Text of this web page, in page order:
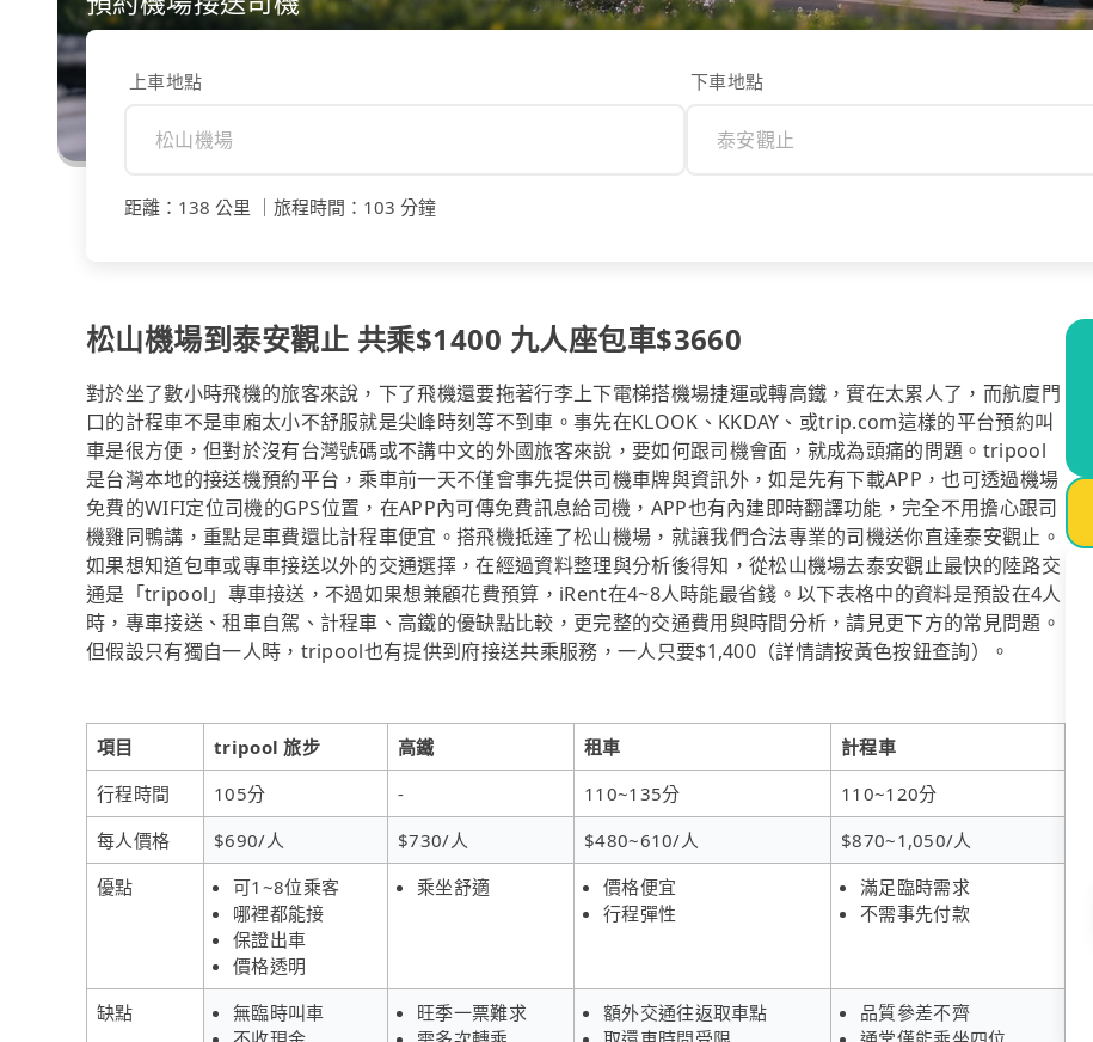
上車地點 下車地點
距離 ： 138 公里 旅程時間 ： 103 分鐘
松山機場到泰安觀止 共乘$1400 九人座包車$3660
對於坐了數小時飛機的旅客來說，下了飛機還要拖著行李上下電梯搭機場捷運或轉高鐵，實在太累人了，而航廈門
口的計程車不是車廂太小不舒服就是尖峰時刻等不到車。事先在KLOOK、KKDAY、或trip.com這樣的平台預約叫
車是很方便，但對於沒有台灣號碼或不講中文的外國旅客來說，要如何跟司機會面，就成為頭痛的問題。tripool
是台灣本地的接送機預約平台，乘車前一天不僅會事先提供司機車牌與資訊外，如是先有下載APP，也可透過機場
免費的WIFI定位司機的GPS位置，在APP內可傳免費訊息給司機，APP也有內建即時翻譯功能，完全不用擔心跟司
機雞同鴨講，重點是車費還比計程車便宜。搭飛機抵達了松山機場，就讓我們合法專業的司機送你直達泰安觀止。
如果想知道包車或專車接送以外的交通選擇，在經過資料整理與分析後得知，從松山機場去泰安觀止最快的陸路交
通是「tripool」專車接送，不過如果想兼顧花費預算，iRent在4~8人時能最省錢。以下表格中的資料是預設在4人
時，專車接送、租車自駕、計程車、高鐵的優缺點比較，更完整的交通費用與時間分析，請見更下方的常見問題。
但假設只有獨自一人時，tripool也有提供到府接送共乘服務，一人只要$1,400（詳情請按黃色按鈕查詢）。
項目 tripool 旅步 高鐵 租車
計程車
行程時間
105分 - 110~135分
110~120分
每人價格
$690/人 $730/人 $480~610/人
$870~1,050/人
優點
可1~8位乘客
哪裡都能接
保證出車
價格透明
乘坐舒適
價格便宜
行程彈性
滿足臨時需求
不需事先付款
缺點
無臨時叫車
旺季一票難求
額外交通往返取車點
品質參差不齊